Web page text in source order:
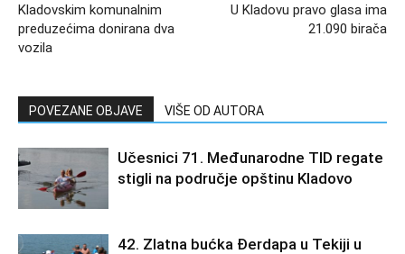
Kladovskim komunalnim
preduzećima donirana dva
vozila
U Kladovu pravo glasa ima
21.090 birača
POVEZANE OBJAVE VIŠE OD AUTORA
Učesnici 71. Međunarodne TID regate
stigli na područje opštinu Kladovo
42. Zlatna bućka Đerdapa u Tekiji u